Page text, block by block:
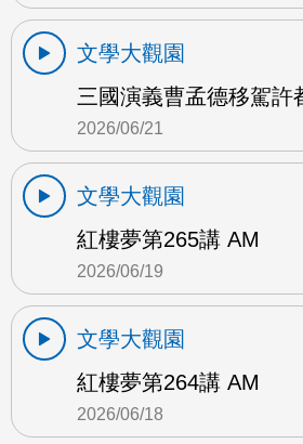
文學大觀園
三國演義曹孟德移駕許
2026/06/21
文學大觀園
紅樓夢第265講 AM
2026/06/19
文學大觀園
紅樓夢第264講 AM
2026/06/18